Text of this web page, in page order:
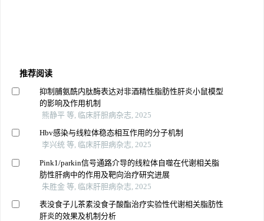
推荐阅读
抑制脯氨酰内肽酶表达对非酒精性脂肪性肝炎小鼠模型
的影响及作用机制
熊静平 等, 临床肝胆病杂志, 2025
Hbv感染与线粒体稳态相互作用的分子机制
李兴统 等, 临床肝胆病杂志, 2025
Pink1/parkin信号通路介导的线粒体自噬在代谢相关脂
肪性肝病中的作用及靶向治疗研究进展
朱胜金 等, 临床肝胆病杂志, 2025
表没食子儿茶素没食子酸酯治疗实验性代谢相关脂肪性
肝炎的效果及机制分析